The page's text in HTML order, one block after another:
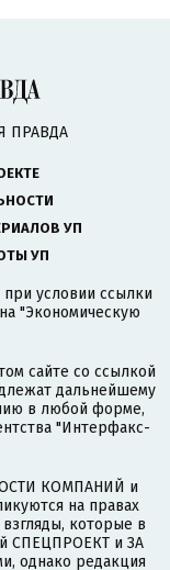
ПРАВДА
УП
УП
условии ссылки
"Экономическую
сайте со ссылкой
дальнейшему
в любой форме,
"Интерфакс-
КОМПАНИЙ и
на правах
которые в
СПЕЦПРОЕКТ и ЗА
однако редакция